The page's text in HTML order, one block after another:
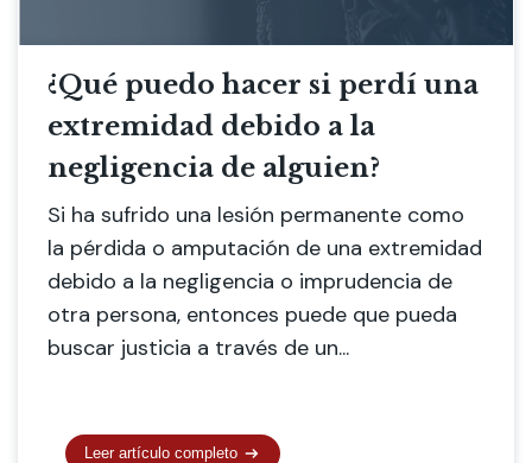
¿Qué puedo hacer si perdí una
extremidad debido a la
negligencia de alguien?
Si ha sufrido una lesión permanente como
la pérdida o amputación de una extremidad
debido a la negligencia o imprudencia de
otra persona, entonces puede que pueda
buscar justicia a través de un...
Leer artículo completo